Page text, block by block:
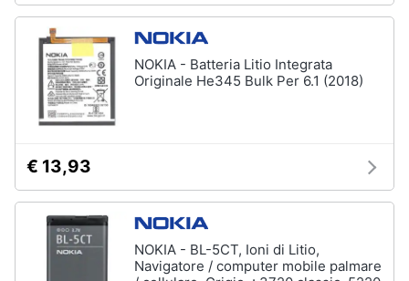
NOKIA - Batteria Litio Integrata
Originale He345 Bulk Per 6.1 (2018)
€ 13,93
NOKIA - BL-5CT, Ioni di Litio,
Navigatore / computer mobile palmare